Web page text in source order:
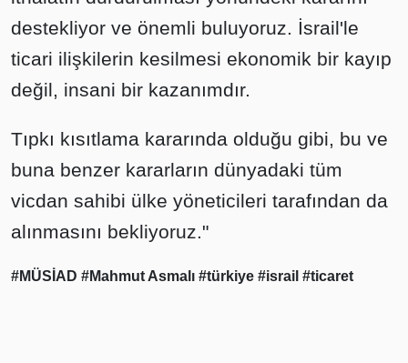
destekliyor ve önemli buluyoruz. İsrail'le
ticari ilişkilerin kesilmesi ekonomik bir kayıp
değil, insani bir kazanımdır.
Tıpkı kısıtlama kararında olduğu gibi, bu ve
buna benzer kararların dünyadaki tüm
vicdan sahibi ülke yöneticileri tarafından da
alınmasını bekliyoruz."
#MÜSİAD #Mahmut Asmalı #türkiye #israil #ticaret